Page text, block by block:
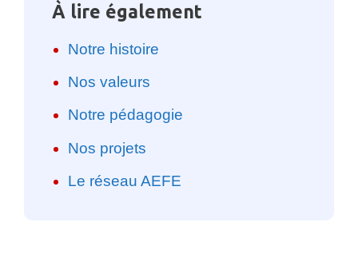
À lire également
Notre histoire
Nos valeurs
Notre pédagogie
Nos projets
Le réseau AEFE